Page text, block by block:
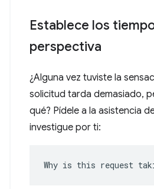
Establece los
perspectiva
¿Alguna vez tuviste la
solicitud tarda demasiado,
qué? Pídele a la asistencia
investigue por ti:
Why is this request